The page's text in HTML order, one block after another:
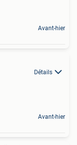
Avant-hier
Détails
Avant-hier